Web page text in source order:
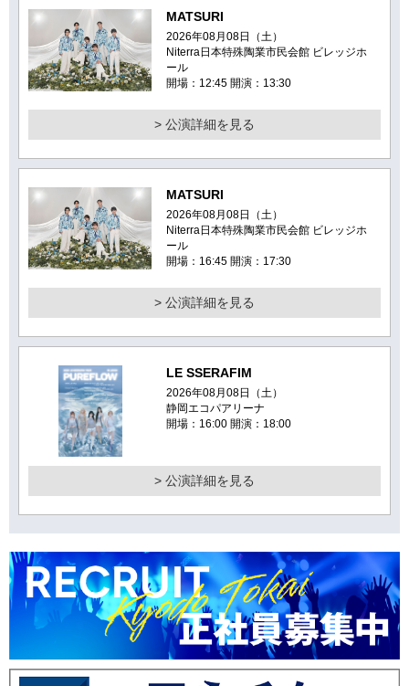
MATSURI
2026年08月08日（土）
Niterra日本特殊陶業市民会館 ビレッジホ
ール
開場：12:45 開演：13:30
> 公演詳細を見る
MATSURI
2026年08月08日（土）
Niterra日本特殊陶業市民会館 ビレッジホ
ール
開場：16:45 開演：17:30
> 公演詳細を見る
LE SSERAFIM
2026年08月08日（土）
静岡エコパアリーナ
開場：16:00 開演：18:00
> 公演詳細を見る